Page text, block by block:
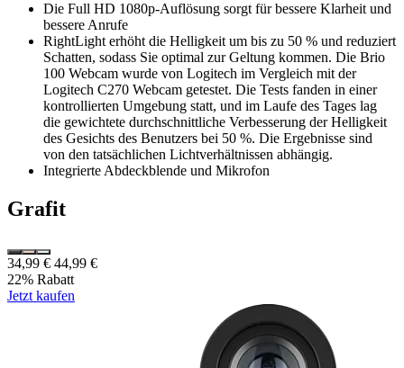
Die Full HD 1080p-Auflösung sorgt für bessere Klarheit und
bessere Anrufe
RightLight erhöht die Helligkeit um bis zu 50 % und reduziert
Schatten, sodass Sie optimal zur Geltung kommen. Die Brio
100 Webcam wurde von Logitech im Vergleich mit der
Logitech C270 Webcam getestet. Die Tests fanden in einer
kontrollierten Umgebung statt, und im Laufe des Tages lag
die gewichtete durchschnittliche Verbesserung der Helligkeit
des Gesichts des Benutzers bei 50 %. Die Ergebnisse sind
von den tatsächlichen Lichtverhältnissen abhängig.
Integrierte Abdeckblende und Mikrofon
Grafit
34,99 € 44,99 €
22% Rabatt
Jetzt kaufen